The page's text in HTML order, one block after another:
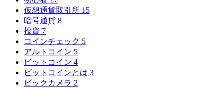
仮想通貨取引所 15
暗号通貨 8
投資 7
コインチェック 5
アルトコイン 5
ビットコイン 4
ビットコインとは 3
ビックカメラ 2